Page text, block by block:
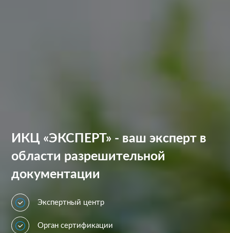
ИКЦ «ЭКСПЕРТ» - ваш эксперт в
области разрешительной
документации
Экспертный центр
Орган сертификации